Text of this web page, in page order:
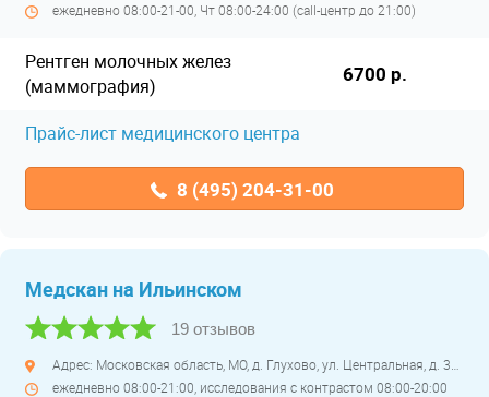
ежедневно 08:00-21-00, Чт 08:00-24:00 (call-центр до 21:00)
Рентген молочных желез
(маммография)
6700 р.
Прайс-лист медицинского центра
8 (495) 204-31-00
Медскан на Ильинском
19 отзывов
ежедневно 08:00-21:00, исследования с контрастом 08:00-20:00